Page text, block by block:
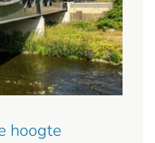
hoogte